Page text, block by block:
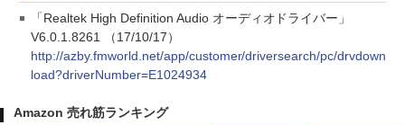
「Realtek High Definition Audio オーディオドライバー」
V6.0.1.8261 （17/10/17）
http://azby.fmworld.net/app/customer/driversearch/pc/drvdown
load?driverNumber=E1024934
Amazon 売れ筋ランキング